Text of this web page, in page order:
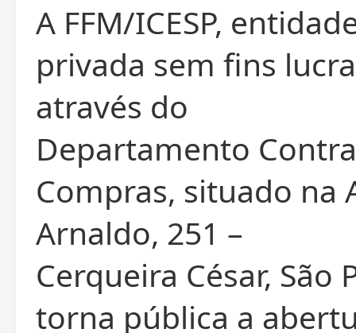
A FFM/ICESP,
privada sem fins
através do
Departamento
Compras, situado na
Arnaldo, 251 –
Cerqueira César, São
torna pública a